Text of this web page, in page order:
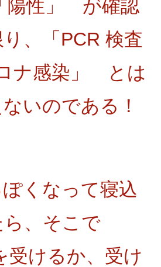
性」 が確認
、「PCR 検査
ナ感染」 とは
いのである！
くなって寝込
ら、そこで
受けるか、受け